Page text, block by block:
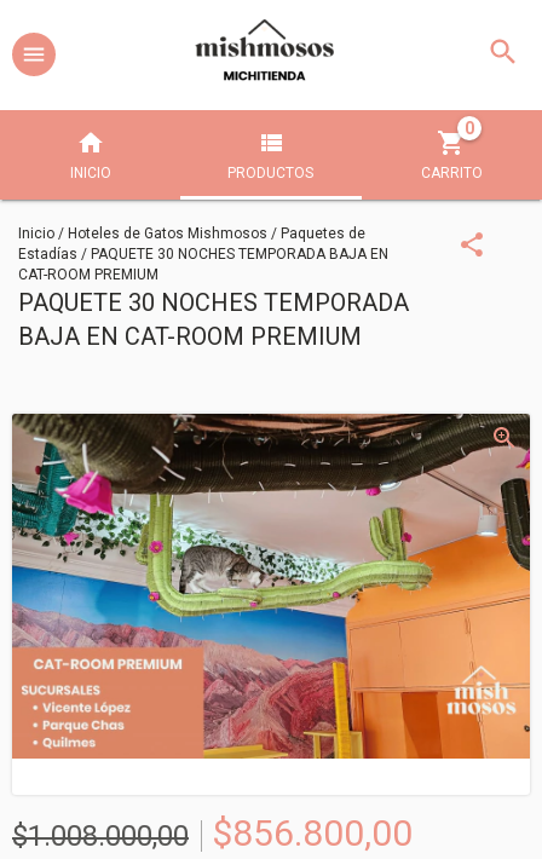
INICIO PRODUCTOS CARRITO
0
Inicio / Hoteles de Gatos Mishmosos / Paquetes de
Estadías / PAQUETE 30 NOCHES TEMPORADA BAJA EN
CAT-ROOM PREMIUM
PAQUETE 30 NOCHES TEMPORADA
BAJA EN CAT-ROOM PREMIUM
$1.008.000,00 $856.800,00